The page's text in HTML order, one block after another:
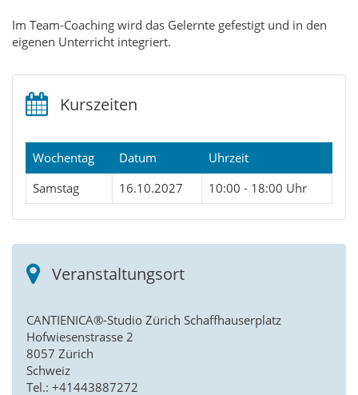
Im Team-Coaching wird das Gelernte gefestigt und in den
eigenen Unterricht integriert.
Kurszeiten
Wochentag Datum
Uhrzeit
Samstag
16.10.2027 10:00 - 18:00 Uhr
Veranstaltungsort
CANTIENICA®-Studio Zürich Schaffhauserplatz
Hofwiesenstrasse 2
8057 Zürich
Schweiz
Tel.: +41443887272